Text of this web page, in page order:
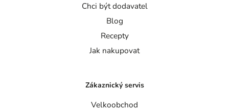
Chci být dodavatel
Blog
Recepty
Jak nakupovat
Zákaznický servis
Velkoobchod